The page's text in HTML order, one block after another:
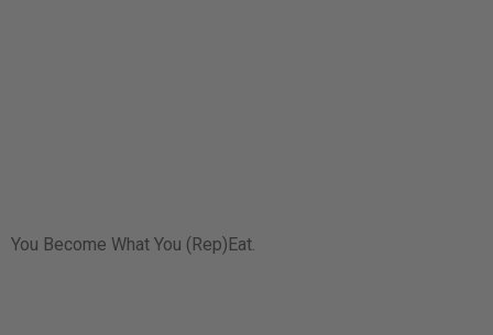
You Become What You (Rep)Eat.